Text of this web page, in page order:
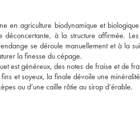
en agriculture biodynamique et
à la structure affirmée. Les
se déroule manuellement et à la
la finesse du cépage.
est généreux, des notes de fraise et de
et soyeux, la finale dévoile une
ou d’une caille rôtie au sirop d’érable.